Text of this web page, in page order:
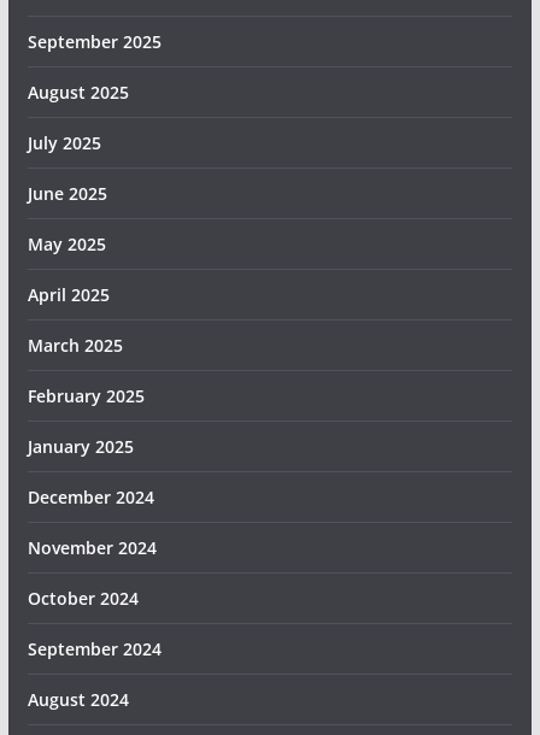
September 2025
August 2025
July 2025
June 2025
May 2025
April 2025
March 2025
February 2025
January 2025
December 2024
November 2024
October 2024
September 2024
August 2024